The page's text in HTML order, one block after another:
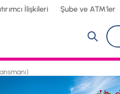
İlişkileri Şube ve ATM'ler